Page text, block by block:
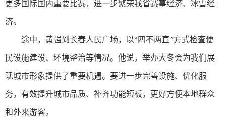
更多国际国内重要比赛，进一步繁荣我省赛事经济、冰雪经
济。
途中，黄强到长春人民广场，以“四不两直”方式检查便
民设施建设、环境整治等情况。他说，举办大冬会为我们展
现城市形象提供了重要机遇。要进一步完善设施、优化服
务，有效提升城市品质、补齐功能短板，更好方便本地群众
和外来游客。